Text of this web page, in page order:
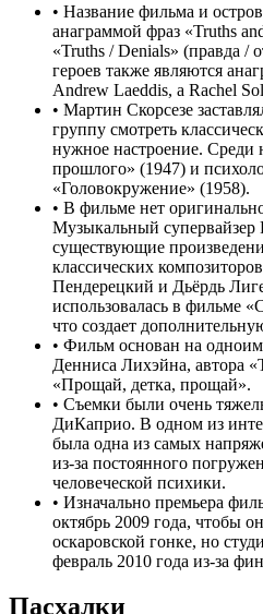
• Название фильма и
анаграммой фраз «Truths
«Truths / Denials» (правда /
героев также являются
Andrew Laeddis, а Rachel
• Мартин Скорсезе
группу смотреть
нужное настроение.
прошлого» (1947) и
«Головокружение» (1958).
• В фильме нет
Музыкальный супервайзер
существующие
классических
Пендерецкий и Дьёрдь
использовалась в фильме
что создает
• Фильм основан на
Денниса Лихэйна, автора
«Прощай, детка, прощай».
• Съемки были очень
ДиКаприо. В одном из
была одна из самых
из-за постоянного
человеческой психики.
• Изначально премьера
октябрь 2009 года, чтобы
оскаровской гонке, но
февраль 2010 года из-за
Пасхалки